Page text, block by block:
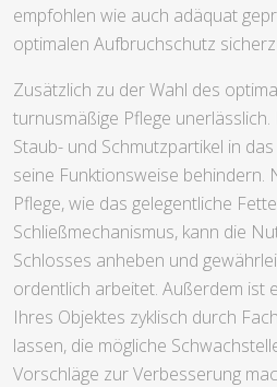
empfohlen wie auch adäquat
optimalen Aufbruchschutz
Zusätzlich zu der Wahl des
turnusmäßige Pflege
Staub- und Schmutzpartikel in
seine Funktionsweise behindern.
Pflege, wie das gelegentliche
Schließmechanismus, kann die
Schlosses anheben und
ordentlich arbeitet. Außerdem ist
Ihres Objektes zyklisch durch
lassen, die mögliche
Vorschläge zur Verbesserung